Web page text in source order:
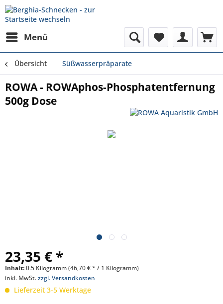
Menü
Übersicht Süßwasserpräparate
ROWA - ROWAphos-Phosphatentfernung
500g Dose
23,35 € *
Inhalt:0.5 Kilogramm (46,70 € * / 1 Kilogramm)
inkl. MwSt.zzgl. Versandkosten
Lieferzeit 3-5 Werktage